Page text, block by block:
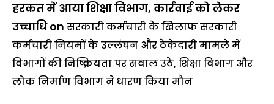
हरकत में आया शिक्षा विभाग, कार्रवाई को लेकर
उच्चाधिon सरकारी कर्मचारी के खिलाफ सरकारी
कर्मचारी नियमों के उल्लंघन और ठेकेदारी मामले में
विभागों की निष्क्रियता पर सवाल उठे, शिक्षा विभाग और
लोक निर्माण विभाग ने धारण किया मौन